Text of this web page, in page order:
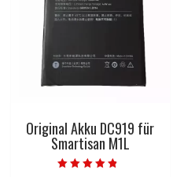
Original Akku DC919 für
Smartisan M1L